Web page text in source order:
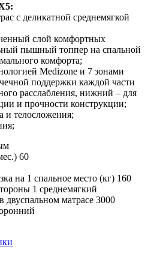
с деликатной среднемягкой
слой комфортных
пышный топпер на спальной
комфорта;
Medizone и 7 зонами
поддержки каждой части
расслабления, нижний – для
и прочности конструкции;
и телосложения;
60
на 1 спальное место (кг) 160
1 среднемягкий
двуспальном матрасе 3000